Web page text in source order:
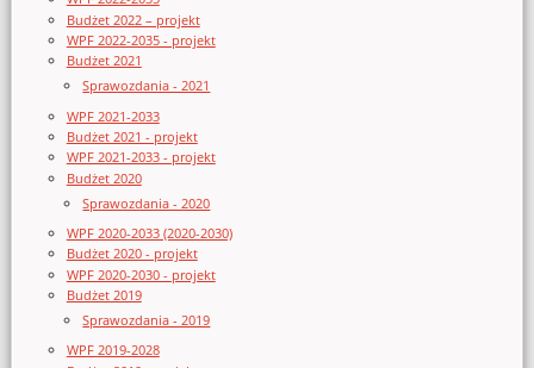
Budżet 2022 – projekt
WPF 2022-2035 - projekt
Budżet 2021
Sprawozdania - 2021
WPF 2021-2033
Budżet 2021 - projekt
WPF 2021-2033 - projekt
Budżet 2020
Sprawozdania - 2020
WPF 2020-2033 (2020-2030)
Budżet 2020 - projekt
WPF 2020-2030 - projekt
Budżet 2019
Sprawozdania - 2019
WPF 2019-2028